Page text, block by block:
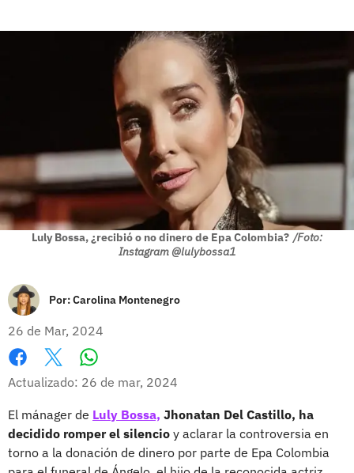
Luly Bossa, ¿recibió o no dinero de Epa Colombia? /Foto:
Instagram @lulybossa1
Por:Carolina Montenegro
26 de Mar, 2024
Facebook
X
Actualizado: 26 de mar, 2024
El mánager de Luly Bossa, Jhonatan Del Castillo, ha
decidido romper el silencio y aclarar la controversia en
torno a la donación de dinero por parte de Epa Colombia